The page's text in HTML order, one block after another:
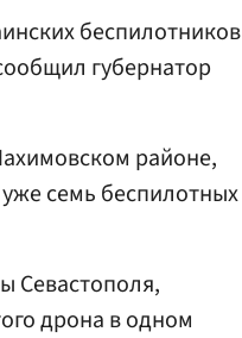
беспилотников
губернатор
районе,
семь беспилотных
Севастополя,
дрона в одном